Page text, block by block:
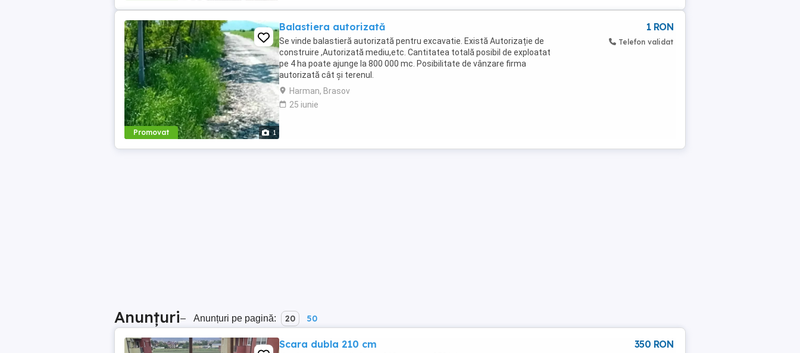
Promovat 1
Balastiera autorizată
Se vinde balastieră autorizată pentru excavatie. Există Autorizație de
construire ,Autorizată mediu,etc. Cantitatea totală posibil de exploatat
pe 4 ha poate ajunge la 800 000 mc. Posibilitate de vânzare firma
autorizată cât și terenul.
Harman, Brasov
25 iunie
1 RON
Telefon validat
Anunțuri– Anunțuri pe pagină: 20 50
Scara dubla 210 cm 350 RON